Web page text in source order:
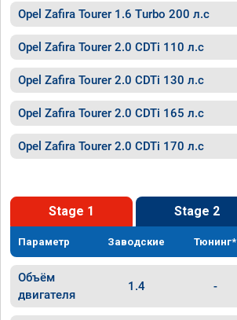
Opel Zafira Tourer 1.6 Turbo 200 л.с
Opel Zafira Tourer 2.0 CDTi 110 л.с
Opel Zafira Tourer 2.0 CDTi 130 л.с
Opel Zafira Tourer 2.0 CDTi 165 л.с
Opel Zafira Tourer 2.0 CDTi 170 л.с
Stage 1 Stage 2
Параметр Заводские Тюнинг*
Объём
двигателя
1.4 -